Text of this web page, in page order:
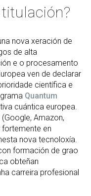
nova xeración de
de alta
e o procesamento
ven de declarar
científica e
Quantum
cuántica europea.
Amazon,
en
nova tecnoloxía.
formación de grao
obteñan
carreira profesional